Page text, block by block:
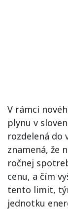
V rámci
plynu v
rozdelená do
znamená, že
ročnej
cenu, a čím
tento limit,
jednotku